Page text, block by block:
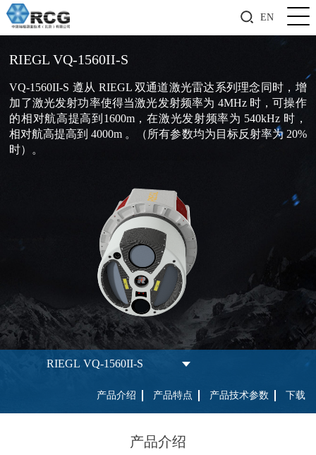
EN
RIEGL VQ-1560II-S
VQ-1560II-S 遵从 RIEGL 双通道激光雷达系列理念同时，增
加了激光发射功率使得当激光发射频率为 4MHz 时，可操作
的相对航高提高到1600m，在激光发射频率为 540kHz 时，
相对航高提高到 4000m 。（所有参数均为目标反射率为 20%
时）。
RIEGL VQ-1560II-S
产品介绍 产品特点 产品技术参数 下载
产品介绍